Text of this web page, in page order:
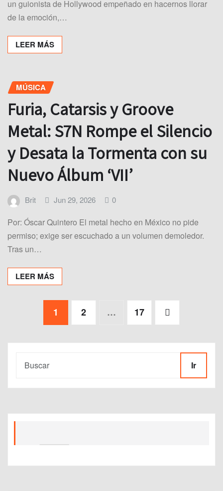
un guionista de Hollywood empeñado en hacernos llorar
de la emoción,…
LEER MÁS
MÚSICA
Furia, Catarsis y Groove
Metal: S7N Rompe el Silencio
y Desata la Tormenta con su
Nuevo Álbum ‘VII’
Brit Jun 29, 2026 0
Por: Óscar Quintero El metal hecho en México no pide
permiso; exige ser escuchado a un volumen demoledor.
Tras un…
LEER MÁS
1 2 … 17
Ir